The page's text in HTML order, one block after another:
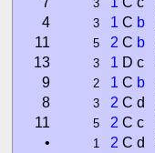
3
4 3 1 C b
11 5 2 C b
13 3 1 D c
9 2 1 C b
8 3 2 C d
11 5 2 C c
• 1 2 C d